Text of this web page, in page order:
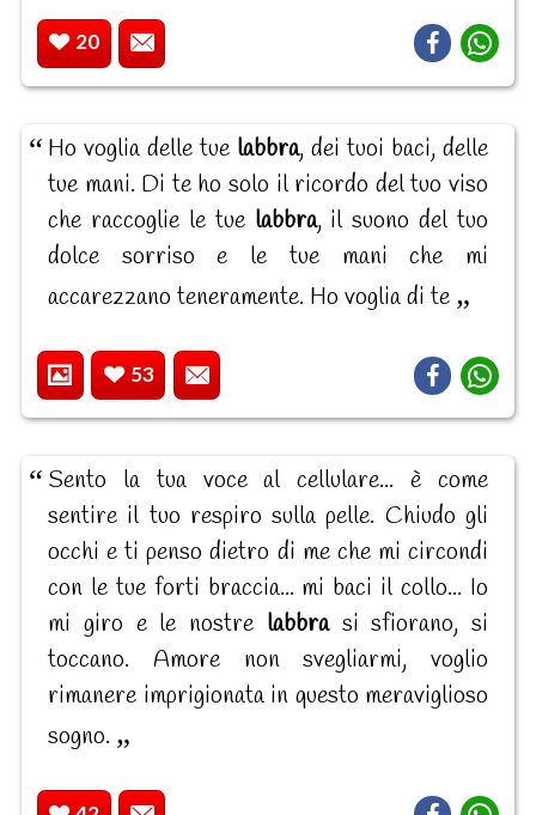
20
Ho voglia delle tue labbra, dei tuoi baci, delle
tue mani. Di te ho solo il ricordo del tuo viso
che raccoglie le tue labbra, il suono del tuo
dolce sorriso e le tue mani che mi
accarezzano teneramente. Ho voglia di te
53
Sento la tua voce al cellulare... è come
sentire il tuo respiro sulla pelle. Chiudo gli
occhi e ti penso dietro di me che mi circondi
con le tue forti braccia... mi baci il collo... Io
mi giro e le nostre labbrasi sfiorano, si
toccano. Amore non svegliarmi, voglio
rimanere imprigionata in questo meraviglioso
sogno.